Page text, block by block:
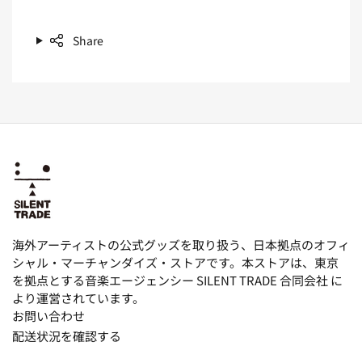
Share
海外アーティストの公式グッズを取り扱う、日本拠点のオフィ
シャル・マーチャンダイズ・ストアです。本ストアは、東京
を拠点とする音楽エージェンシー SILENT TRADE 合同会社 に
より運営されています。
お問い合わせ
配送状況を確認する